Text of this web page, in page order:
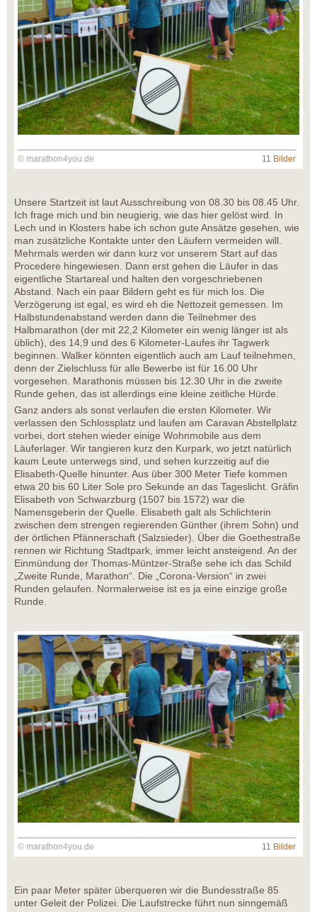
© marathon4you.de 11 Bilder
Unsere Startzeit ist laut Ausschreibung von 08.30 bis 08.45 Uhr.
Ich frage mich und bin neugierig, wie das hier gelöst wird. In
Lech und in Klosters habe ich schon gute Ansätze gesehen, wie
man zusätzliche Kontakte unter den Läufern vermeiden will.
Mehrmals werden wir dann kurz vor unserem Start auf das
Procedere hingewiesen. Dann erst gehen die Läufer in das
eigentliche Startareal und halten den vorgeschriebenen
Abstand. Nach ein paar Bildern geht es für mich los. Die
Verzögerung ist egal, es wird eh die Nettozeit gemessen. Im
Halbstundenabstand werden dann die Teilnehmer des
Halbmarathon (der mit 22,2 Kilometer ein wenig länger ist als
üblich), des 14,9 und des 6 Kilometer-Laufes ihr Tagwerk
beginnen. Walker könnten eigentlich auch am Lauf teilnehmen,
denn der Zielschluss für alle Bewerbe ist für 16.00 Uhr
vorgesehen. Marathonis müssen bis 12.30 Uhr in die zweite
Runde gehen, das ist allerdings eine kleine zeitliche Hürde.
Ganz anders als sonst verlaufen die ersten Kilometer. Wir
verlassen den Schlossplatz und laufen am Caravan Abstellplatz
vorbei, dort stehen wieder einige Wohnmobile aus dem
Läuferlager. Wir tangieren kurz den Kurpark, wo jetzt natürlich
kaum Leute unterwegs sind, und sehen kurzzeitig auf die
Elisabeth-Quelle hinunter. Aus über 300 Meter Tiefe kommen
etwa 20 bis 60 Liter Sole pro Sekunde an das Tageslicht. Gräfin
Elisabeth von Schwarzburg (1507 bis 1572) war die
Namensgeberin der Quelle. Elisabeth galt als Schlichterin
zwischen dem strengen regierenden Günther (ihrem Sohn) und
der örtlichen Pfännerschaft (Salzsieder). Über die Goethestraße
rennen wir Richtung Stadtpark, immer leicht ansteigend. An der
Einmündung der Thomas-Müntzer-Straße sehe ich das Schild
„Zweite Runde, Marathon“. Die „Corona-Version“ in zwei
Runden gelaufen. Normalerweise ist es ja eine einzige große
Runde.
© marathon4you.de 11 Bilder
Ein paar Meter später überqueren wir die Bundesstraße 85
unter Geleit der Polizei. Die Laufstrecke führt nun sinngemäß